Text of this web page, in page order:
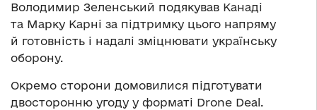
Володимир Зеленський подякував Канаді
та Марку Карні за підтримку цього напряму
й готовність і надалі зміцнювати українську
оборону.
Окремо сторони домовилися підготувати
двосторонню угоду у форматі Drone Deal.